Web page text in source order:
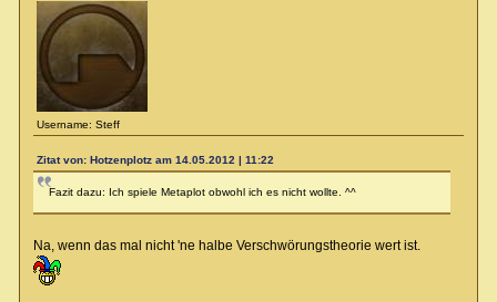
Username: Steff
Zitat von: Hotzenplotz am 14.05.2012 | 11:22
Fazit dazu: Ich spiele Metaplot obwohl ich es nicht wollte. ^^
Na, wenn das mal nicht 'ne halbe Verschwörungstheorie wert ist.